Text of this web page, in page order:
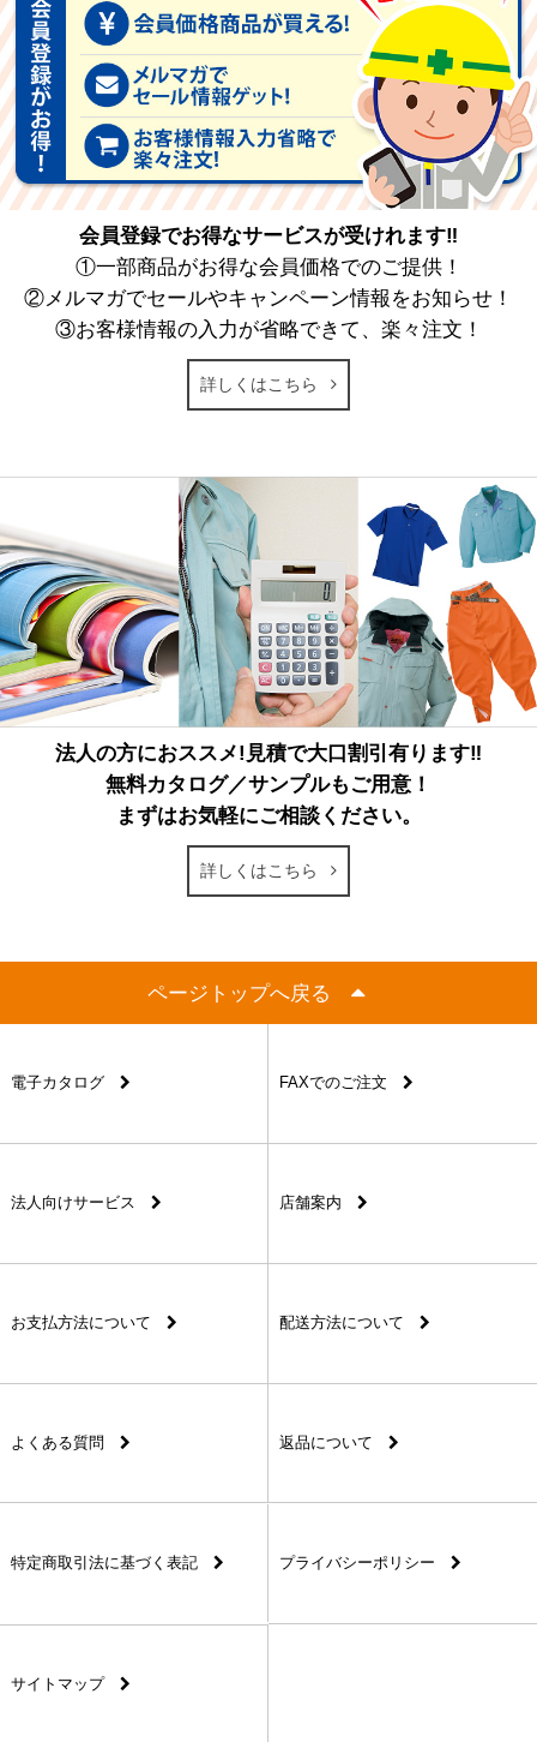
会員登録でお得なサービスが受けれます‼
①一部商品がお得な会員価格でのご提供！
②メルマガでセールやキャンペーン情報をお知らせ！
③お客様情報の入力が省略できて、楽々注文！
詳しくはこちら
法人の方におススメ!見積で大口割引有ります‼
無料カタログ／サンプルもご用意！
まずはお気軽にご相談ください。
詳しくはこちら
ページトップへ戻る
電子カタログ FAXでのご注文
法人向けサービス 店舗案内
お支払方法について 配送方法について
よくある質問 返品について
特定商取引法に基づく表記 プライバシーポリシー
サイトマップ